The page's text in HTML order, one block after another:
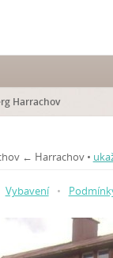
Harrachov
← Harrachov •
Vybavení •